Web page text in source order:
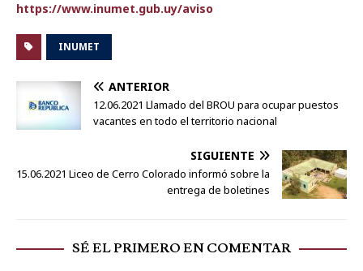
https://www.inumet.gub.uy/aviso
INUMET
ANTERIOR
12.06.2021 Llamado del BROU para ocupar puestos
vacantes en todo el territorio nacional
SIGUIENTE
15.06.2021 Liceo de Cerro Colorado informó sobre la
entrega de boletines
SÉ EL PRIMERO EN COMENTAR